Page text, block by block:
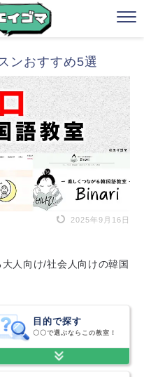
ンおすすめ5選
2025年9月16日
人向け/社会人向けの韓国
目的で探す
〇〇で選ぶならこの教室！